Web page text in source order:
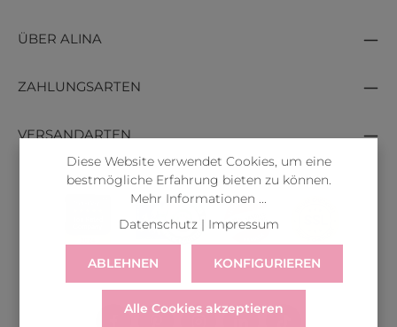
ÜBER ALINA
ZAHLUNGSARTEN
VERSANDARTEN
Diese Website verwendet Cookies, um eine
bestmögliche Erfahrung bieten zu können.
Mehr Informationen ...
Datenschutz| Impressum
ABLEHNEN KONFIGURIEREN
Alle Cookies akzeptieren